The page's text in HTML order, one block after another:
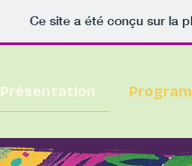
Ce site a été conçu sur la
Présentation